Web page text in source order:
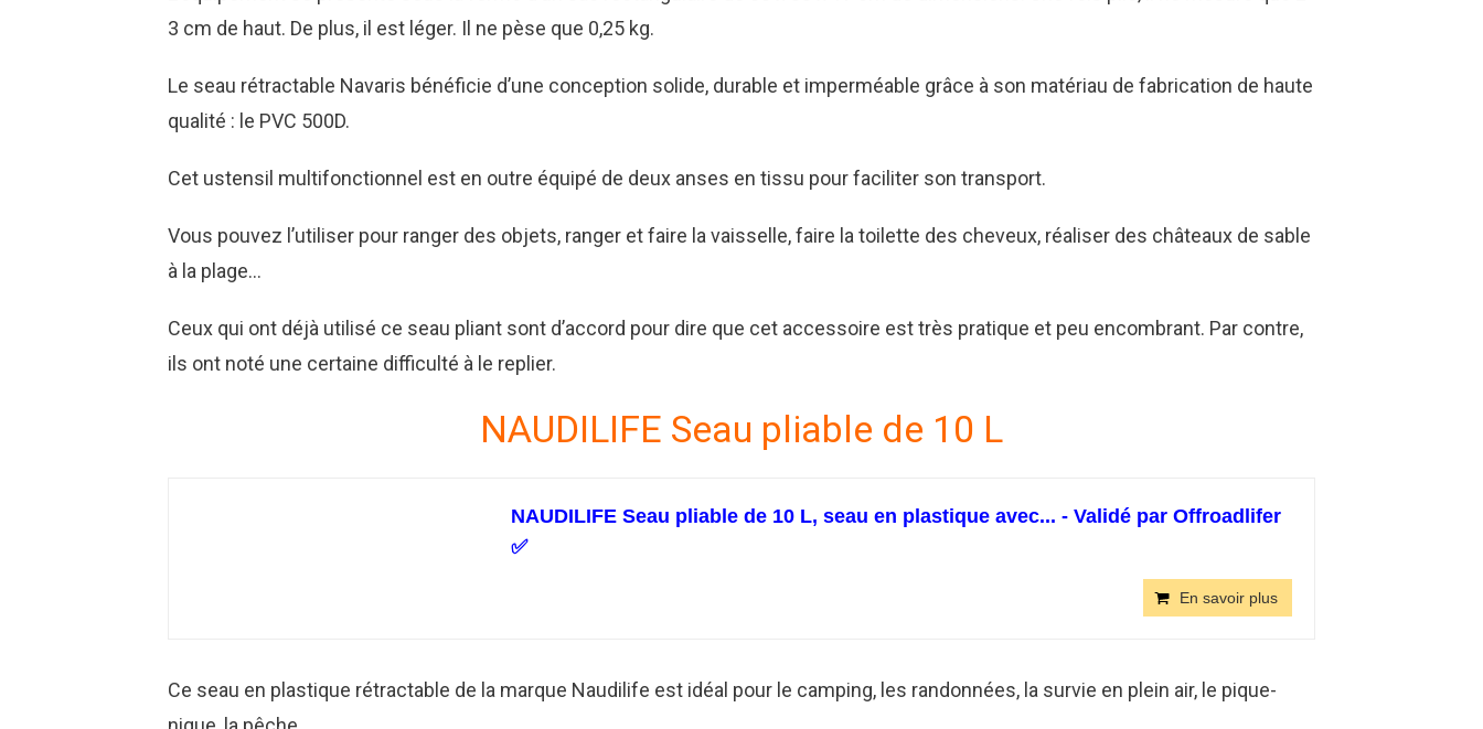
3 cm de haut. De plus, il est léger. Il ne pèse que 0,25 kg.
Le seau rétractable Navaris bénéficie d’une conception solide, durable et imperméable grâce à son matériau de fabrication de haute
qualité : le PVC 500D.
Cet ustensil multifonctionnel est en outre équipé de deux anses en tissu pour faciliter son transport.
Vous pouvez l’utiliser pour ranger des objets, ranger et faire la vaisselle, faire la toilette des cheveux, réaliser des châteaux de sable
à la plage…
Ceux qui ont déjà utilisé ce seau pliant sont d’accord pour dire que cet accessoire est très pratique et peu encombrant. Par contre,
ils ont noté une certaine difficulté à le replier.
NAUDILIFE Seau pliable de 10 L
NAUDILIFE Seau pliable de 10 L, seau en plastique avec... - Validé par Offroadlifer
✅
En savoir plus
Ce seau en plastique rétractable de la marque Naudilife est idéal pour le camping, les randonnées, la survie en plein air, le pique-